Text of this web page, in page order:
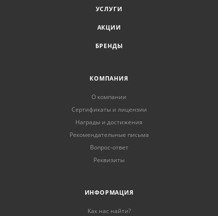
УСЛУГИ
АКЦИИ
БРЕНДЫ
КОМПАНИЯ
О компании
Сертификаты и лицензии
Награды и достижения
Рекомендательные письма
Вопрос-ответ
Реквизиты
ИНФОРМАЦИЯ
Как нас найти?